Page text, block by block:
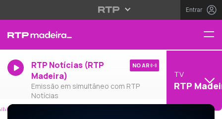
Entrar
RTP Notícias (RTP
Madeira)
Emissão em simultâneo com RTP
Notícias
NO AR
TV
RTP